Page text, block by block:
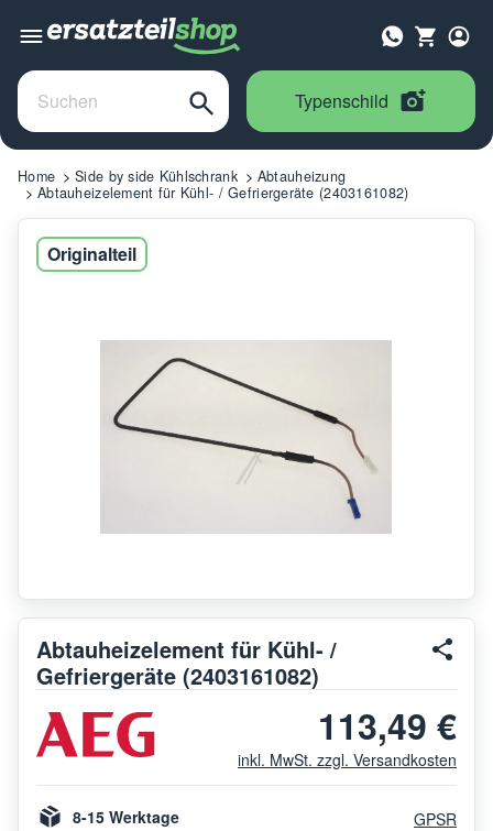
Typenschild
Home Side by side Kühlschrank
Abtauheizung
Abtauheizelement für Kühl- / Gefriergeräte (2403161082)
Originalteil
Abtauheizelement für Kühl- /
Gefriergeräte (2403161082)
113,49 €
inkl. MwSt. zzgl. Versandkosten
8-15 Werktage GPSR